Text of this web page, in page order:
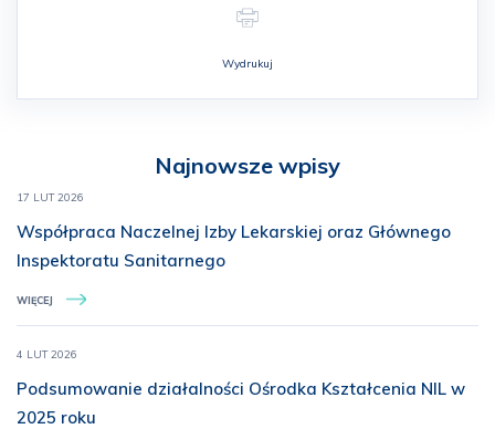
Najnowsze wpisy
17 LUT 2026
Współpraca Naczelnej Izby Lekarskiej oraz Głównego
Inspektoratu Sanitarnego
WIĘCEJ
4 LUT 2026
Podsumowanie działalności Ośrodka Kształcenia NIL w
2025 roku
Wydrukuj